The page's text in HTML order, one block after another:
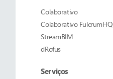
Colaborativo
Colaborativo FulcrumHQ
StreamBIM
dRofus
Serviços